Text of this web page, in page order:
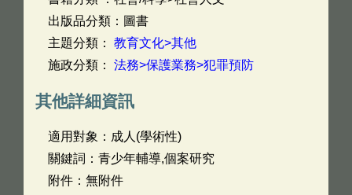
出版品分類：圖書
主題分類： 教育文化>其他
施政分類： 法務>保護業務>犯罪預防
其他詳細資訊
適用對象：成人(學術性)
關鍵詞：青少年輔導,個案研究
附件：無附件